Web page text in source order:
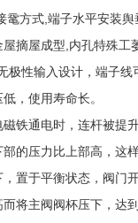
鼋方式,端子水平安装
屋摘屋成型,内孔特殊工
极性输入设计，端子
，使用寿命长。
磁铁通电时，连杆被提
部的压力比上部高，这
，置于平衡状态，阀门
而将主阀阀杯压下，达